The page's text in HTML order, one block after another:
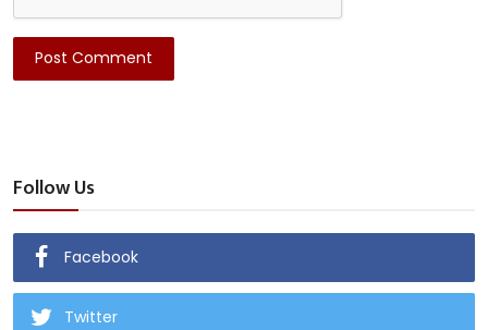
Post Comment
Follow Us
Facebook
Twitter